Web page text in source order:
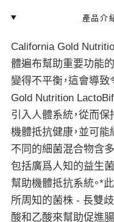
產品介
California Gold
體遍布幫助重要功能
變得不平衡，這會導
Gold Nutrition
引入人體系統，從而
機體抵抗健康，並可
不同的細菌混合物含
包括廣爲人知的益生
幫助機體抵抗系統。*
所周知的菌株 - 長雙
酸和乙酸來幫助促進